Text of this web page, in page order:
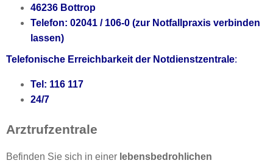
46236 Bottrop
Telefon: 02041 / 106-0 (zur Notfallpraxis verbinden
lassen)
Telefonische Erreichbarkeit der Notdienstzentrale:
Tel: 116 117
24/7
Arztrufzentrale
Befinden Sie sich in einer lebensbedrohlichen